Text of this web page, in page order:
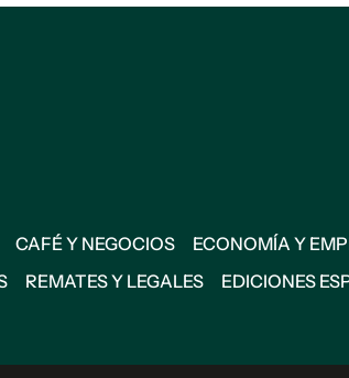
CAFÉ Y NEGOCIOS ECONOMÍA Y
REMATES Y LEGALES EDICIONES